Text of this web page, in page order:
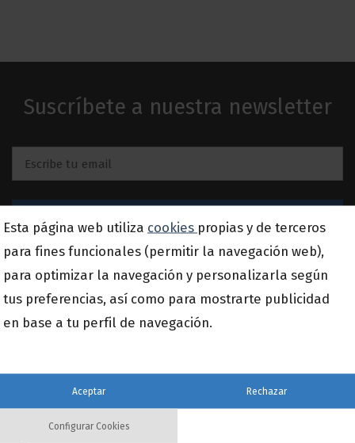
Suscríbete a nuestra newsletter
C/ Músic Antoni Cabeza, 14, bajo
46980 Paterna, Valencia
Síguenos en redes sociales
Esta página web utiliza cookies propias y de terceros
para fines funcionales (permitir la navegación web),
para optimizar la navegación y personalizarla según
tus preferencias, así como para mostrarte publicidad
en base a tu perfil de navegación.
Aceptar Rechazar
Configurar Cookies